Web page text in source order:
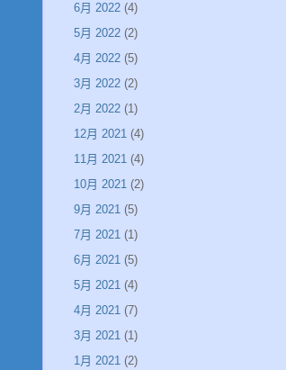
6月 2022 (4)
5月 2022 (2)
4月 2022 (5)
3月 2022 (2)
2月 2022 (1)
12月 2021 (4)
11月 2021 (4)
10月 2021 (2)
9月 2021 (5)
7月 2021 (1)
6月 2021 (5)
5月 2021 (4)
4月 2021 (7)
3月 2021 (1)
1月 2021 (2)